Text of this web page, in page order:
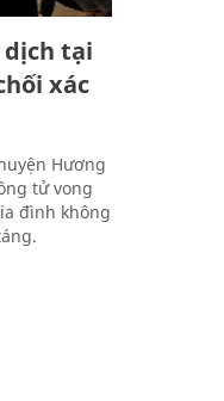
tại
xác
Hương
tử vong
đình không